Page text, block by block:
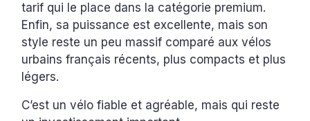
tarif qui le place dans la catégorie premium.
Enfin, sa puissance est excellente, mais son
style reste un peu massif comparé aux vélos
urbains français récents, plus compacts et plus
légers.
C’est un vélo fiable et agréable, mais qui reste